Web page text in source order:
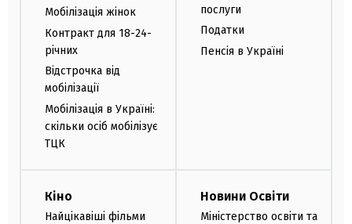
Мобілізація жінок
Контракт для 18-24-
річних
Відстрочка від
мобілізації
Мобілізація в Україні:
скільки осіб мобілізує
ТЦК
послуги
Податки
Пенсія в Україні
Кіно
Найцікавіші фільми
Новини Освіти
Міністерство освіти та